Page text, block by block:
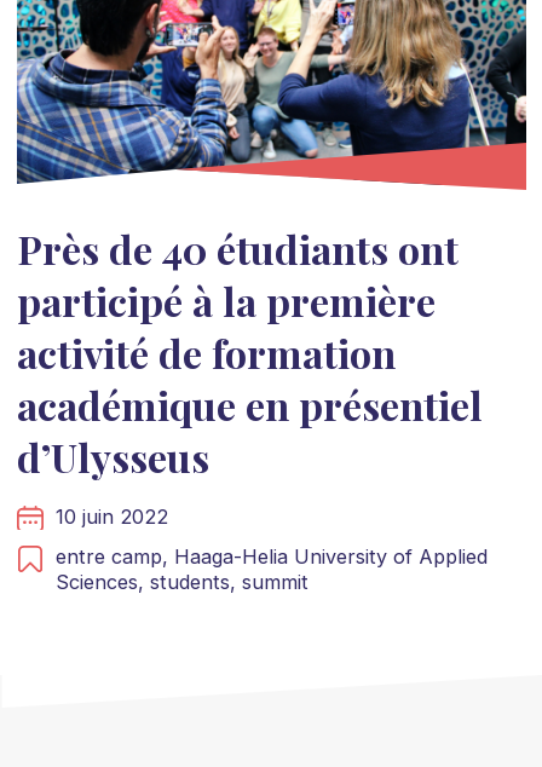
Près de 40 étudiants ont
participé à la première
activité de formation
académique en présentiel
d’Ulysseus
10 juin 2022
entre camp, Haaga-Helia University of Applied
Sciences, students, summit